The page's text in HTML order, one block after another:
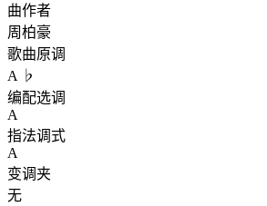
曲作者
周柏豪
歌曲原调
A ♭
编配选调
A
指法调式
A
变调夹
无